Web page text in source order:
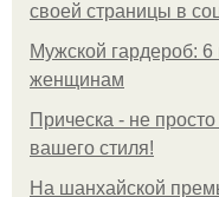
своей страницы в
Мужской гардероб:
женщинам
Прическа - не
вашего стиля!
На шанхайской